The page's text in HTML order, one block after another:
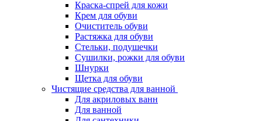
Краска-спрей для кожи
Крем для обуви
Очиститель обуви
Растяжка для обуви
Стельки, подушечки
Сушилки, рожки для обуви
Шнурки
Щетка для обуви
Чистящие средства для ванной
Для акриловых ванн
Для ванной